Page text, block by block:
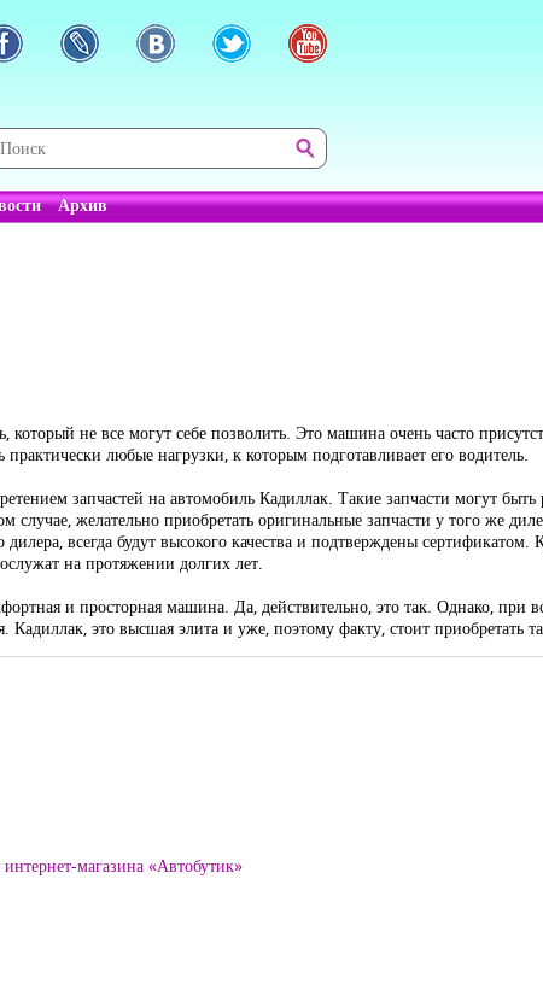
Архив
не все могут себе позволить. Это машина очень часто
любые нагрузки, к которым подготавливает его водитель.
запчастей на автомобиль Кадиллак. Такие запчасти могут быть
желательно приобретать оригинальные запчасти у того же
всегда будут высокого качества и подтверждены сертификатом.
на протяжении долгих лет.
и просторная машина. Да, действительно, это так. Однако,
это высшая элита и уже, поэтому факту, стоит приобретать
магазина «Автобутик»